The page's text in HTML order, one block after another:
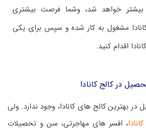
خواهد شد، وشما فرصت بیشتری
مشغول به کار شده و سپس برای یکی
اقدام کنید.
در کالج کانادا
بهترین کالج های کانادا، وجود ندارد. ولی
، افسر های مهاجرتی، سن و تحصیلات